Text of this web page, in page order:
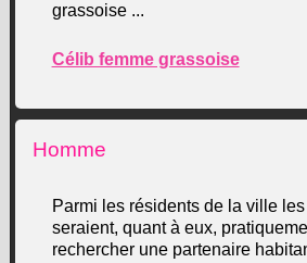
grassoise ...
Célib femme grassoise
Homme
Parmi les résidents de la ville
seraient, quant à eux,
rechercher une partenaire